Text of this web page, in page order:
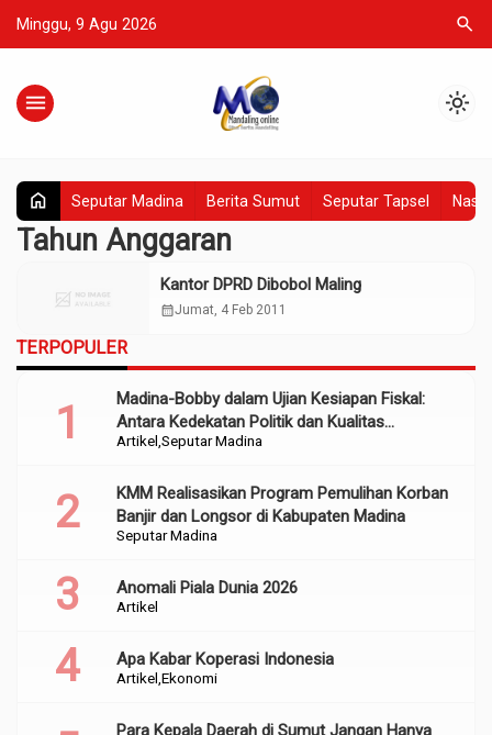
Minggu, 9 Agu 2026 search
menu light_mode
home Seputar Madina Berita Sumut Seputar Tapsel
Tahun Anggaran
Kantor DPRD Dibobol Maling
calendar_monthJumat, 4 Feb 2011
TERPOPULER
Artikel Seputar Madina
Madina-Bobby dalam Ujian Kesiapan Fiskal:
Antara Kedekatan Politik dan Kualitas
Perencanaan
Seputar Madina
KMM Realisasikan Program Pemulihan Korban
Banjir dan Longsor di Kabupaten Madina
Artikel
Anomali Piala Dunia 2026
Artikel Ekonomi
Apa Kabar Koperasi Indonesia
Para Kepala Daerah di Sumut Jangan Hanya